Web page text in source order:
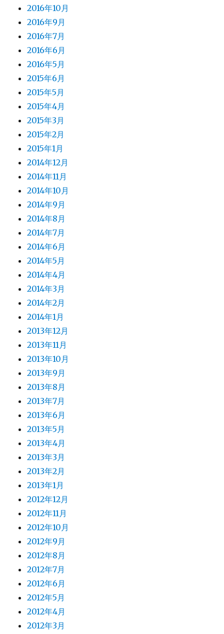
2016年10月
2016年9月
2016年7月
2016年6月
2016年5月
2015年6月
2015年5月
2015年4月
2015年3月
2015年2月
2015年1月
2014年12月
2014年11月
2014年10月
2014年9月
2014年8月
2014年7月
2014年6月
2014年5月
2014年4月
2014年3月
2014年2月
2014年1月
2013年12月
2013年11月
2013年10月
2013年9月
2013年8月
2013年7月
2013年6月
2013年5月
2013年4月
2013年3月
2013年2月
2013年1月
2012年12月
2012年11月
2012年10月
2012年9月
2012年8月
2012年7月
2012年6月
2012年5月
2012年4月
2012年3月